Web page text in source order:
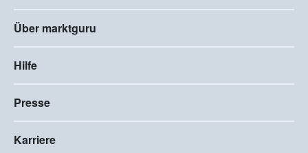
Über marktguru
Hilfe
Presse
Karriere